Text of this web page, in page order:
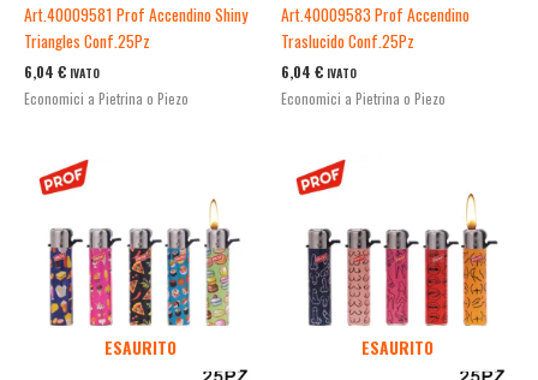
Art.40009581 Prof Accendino Shiny
Triangles Conf.25Pz
6,04 € IVATO
Economici a Pietrina o Piezo
Art.40009583 Prof Accendino
Traslucido Conf.25Pz
6,04 € IVATO
Economici a Pietrina o Piezo
ESAURITO ESAURITO